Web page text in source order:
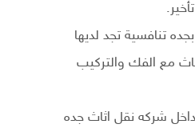
تنافسية تجد لديها
مع الفك والتركيب
شركه نقل اثاث جده